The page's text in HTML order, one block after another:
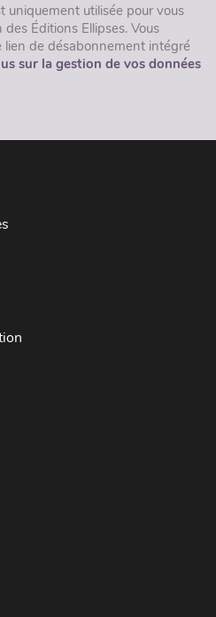
uniquement utilisée pour vous
Éditions Ellipses. Vous
de désabonnement intégré
sur la gestion de vos données